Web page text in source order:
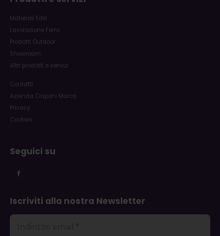
Materiali Edili
Lavorazione Ferro
Prodotti Outdoor
Showroom
Altri prodotti e servizi
Contatti
Azienda Ciaponi Marco
Privacy
Cookies
Seguici su
Iscriviti alla nostra Newsletter